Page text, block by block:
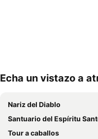
Echa un vistazo a
Nariz del Diablo
Santuario del Espíritu Santo y de Nuestra Señora de
Tour a caballos